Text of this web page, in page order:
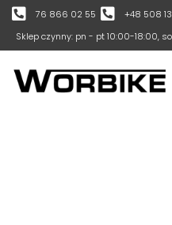
76 866 02 55 +48 508
Sklep czynny: pn - pt 10:00-18:00,